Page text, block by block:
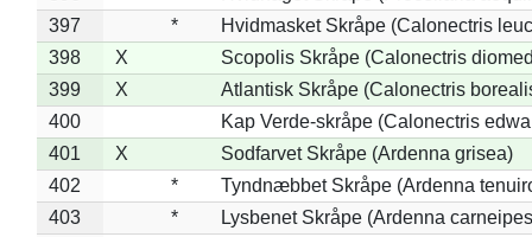
397
*
Hvidmasket Skråpe (Calonectris
398
X
Scopolis Skråpe (Calonectris
399
X
Atlantisk Skråpe (Calonectris
400
Kap Verde-skråpe (Calonectris
401
X
Sodfarvet Skråpe (Ardenna grisea)
402
*
Tyndnæbbet Skråpe (Ardenna
403
*
Lysbenet Skråpe (Ardenna